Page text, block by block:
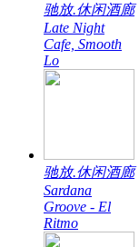
驰放.休闲酒廊
Late Night
Cafe, Smooth
Lo
驰放.休闲酒廊
Sardana
Groove - El
Ritmo